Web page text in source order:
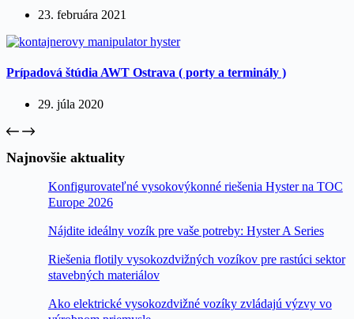
23. februára 2021
Prípadová štúdia AWT Ostrava ( porty a terminály )
29. júla 2020
Najnovšie aktuality
Konfigurovateľné vysokovýkonné riešenia Hyster na TOC
Europe 2026
Nájdite ideálny vozík pre vaše potreby: Hyster A Series
Riešenia flotily vysokozdvižných vozíkov pre rastúci sektor
stavebných materiálov
Ako elektrické vysokozdvižné vozíky zvládajú výzvy vo